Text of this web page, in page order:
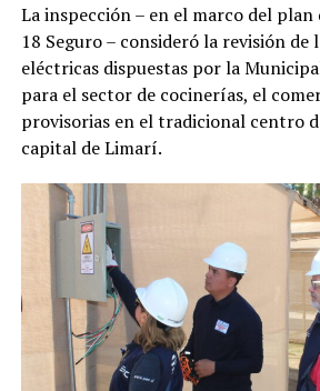
La inspección – en el marco del plan
18 Seguro – consideró la revisión de
eléctricas dispuestas por la
para el sector de cocinerías, el
provisorias en el tradicional centro
capital de Limarí.